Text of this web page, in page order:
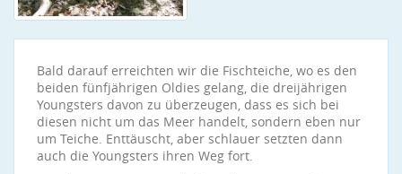
Bald darauf erreichten wir die Fischteiche, wo es den
beiden fünfjährigen Oldies gelang, die dreijährigen
Youngsters davon zu überzeugen, dass es sich bei
diesen nicht um das Meer handelt, sondern eben nur
um Teiche. Enttäuscht, aber schlauer setzten dann
auch die Youngsters ihren Weg fort.